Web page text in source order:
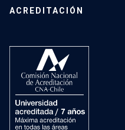
ACREDITACIÓN